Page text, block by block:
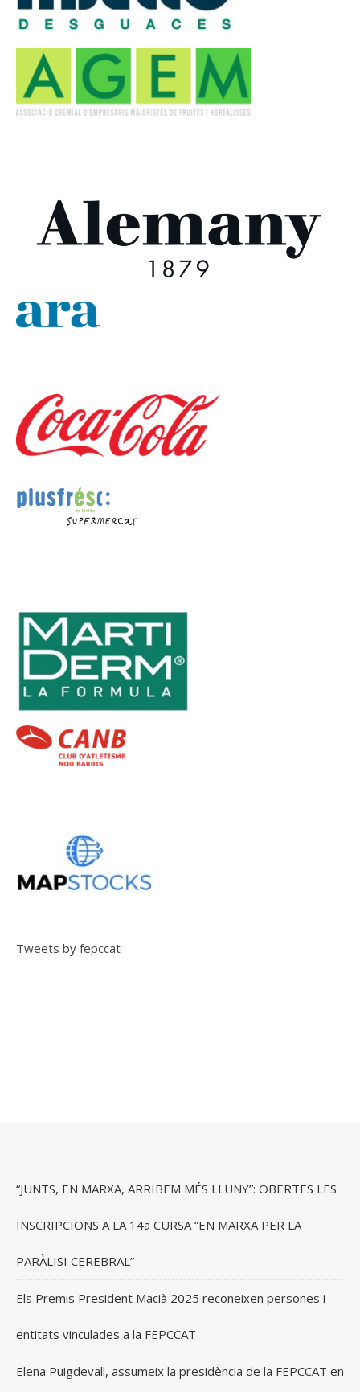
Tweets by fepccat
“JUNTS, EN MARXA, ARRIBEM MÉS LLUNY”: OBERTES LES
INSCRIPCIONS A LA 14a CURSA “EN MARXA PER LA
PARÀLISI CEREBRAL”
Els Premis President Macià 2025 reconeixen persones i
entitats vinculades a la FEPCCAT
Elena Puigdevall, assumeix la presidència de la FEPCCAT en